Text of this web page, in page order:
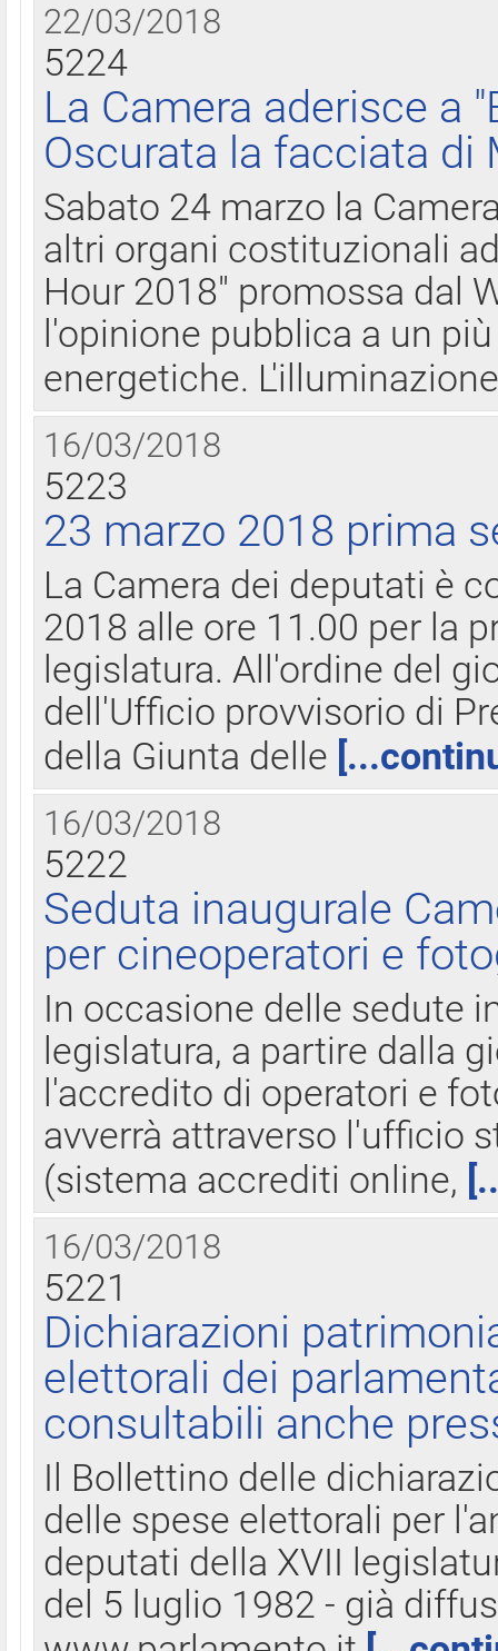
22/03/2018
5224
La Camera aderisce a
Oscurata la facciata di
Sabato 24 marzo la
altri organi costituzionali
Hour 2018" promossa dal
l'opinione pubblica a un
energetiche.
16/03/2018
5223
23 marzo 2018 prima
La Camera dei deputati è
2018 alle ore 11.00 per la
legislatura. All'ordine del
dell'Ufficio provvisorio di
della Giunta delle
16/03/2018
5222
Seduta inaugurale
per cineoperatori e
In occasione delle sedute
legislatura, a partire dalla
l'accredito di operatori e
avverrà attraverso l'ufficio
(sistema accrediti online,
16/03/2018
5221
Dichiarazioni
elettorali dei
consultabili anche
Il Bollettino delle
delle spese elettorali per
deputati della XVII
del 5 luglio 1982 - già